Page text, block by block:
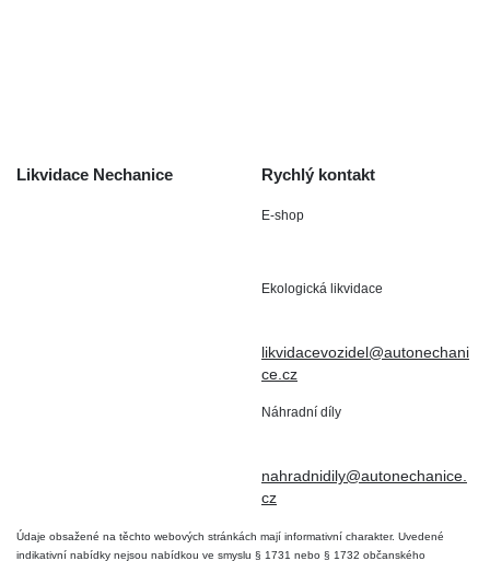
Likvidace Nechanice Rychlý kontakt
E-shop
Ekologická likvidace
likvidacevozidel@autonechani
ce.cz
Náhradní díly
nahradnidily@autonechanice.
cz
Údaje obsažené na těchto webových stránkách mají informativní charakter. Uvedené
indikativní nabídky nejsou nabídkou ve smyslu § 1731 nebo § 1732 občanského